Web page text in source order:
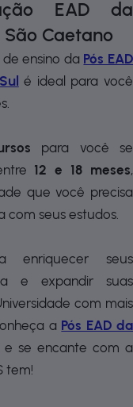
EAD da
Caetano
ensino da Pós EAD
é ideal para você
para você se
12 e 18 meses,
que você precisa
com seus estudos.
enriquecer seus
e expandir suas
com mais
a Pós EAD da
e se encante com a
tem!